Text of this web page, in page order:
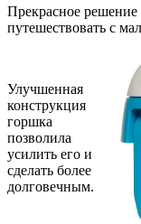
Прекрасное решение
путешествовать с
Улучшенная
конструкция
горшка
позволила
усилить его и
сделать более
долговечным.